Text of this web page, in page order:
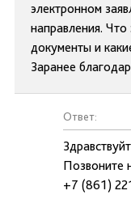
электронном
направления.
документы и
Заранее
Ответ:
Позвоните
+7 (861)